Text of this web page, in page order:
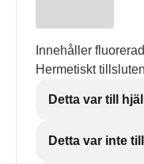
Innehåller
Hermetiskt
Detta var till
Detta var inte